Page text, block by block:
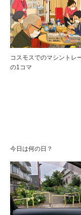
コスモスでのマシントレ
の1コマ
今日は何の日？